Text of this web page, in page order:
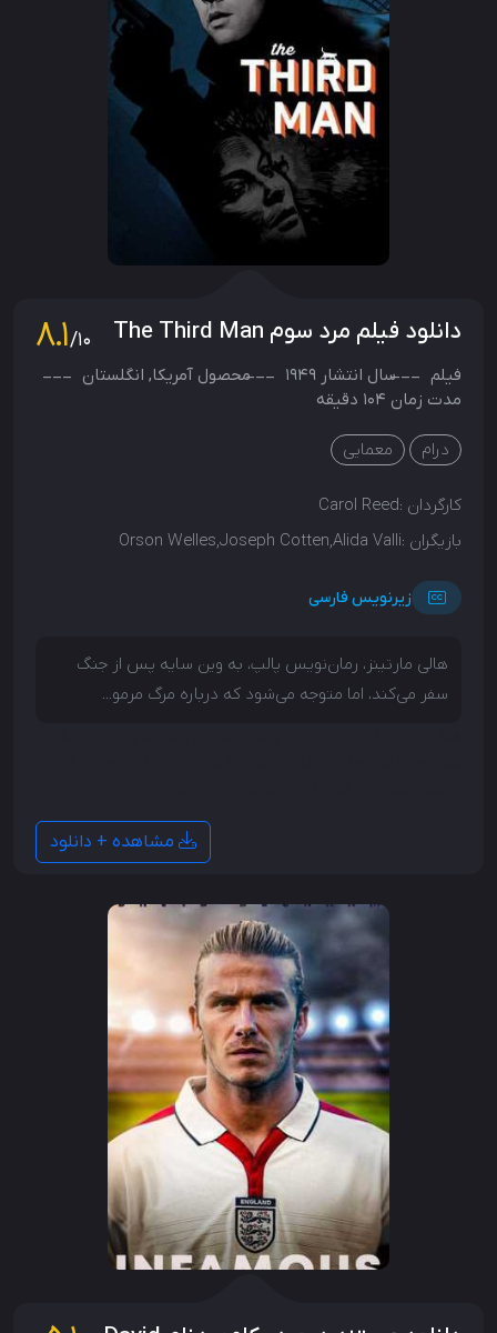
دانلود فیلم مرد سوم The Third Man 8.1/10
فیلم سال انتشار 1949 محصول آمریکا, انگلستان
مدت زمان 104 دقیقه
درام معمایی
کارگردان :Carol Reed
بازیگران :Orson Welles,Joseph Cotten,Alida Valli
زیرنویس فارسی
هالی مارتینز، رمان‌نویس پالپ، به وین سایه پس از جنگ
سفر می‌کند، اما متوجه می‌شود که درباره مرگ مرمو...
مشاهده + دانلود